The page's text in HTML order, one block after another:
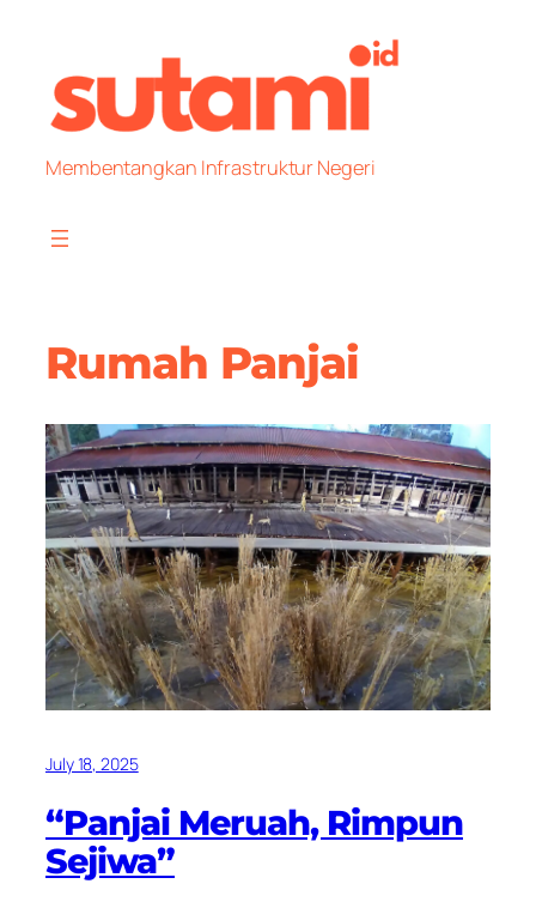
content
Membentangkan Infrastruktur Negeri
Rumah Panjai
July 18, 2025
“Panjai Meruah, Rimpun
Sejiwa”